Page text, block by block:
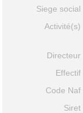
Siege social
Activité(s)
Directeur
Effectif
Code Naf
Siret